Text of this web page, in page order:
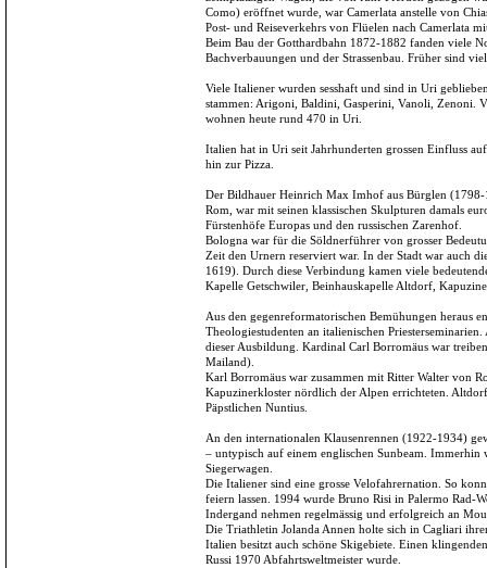
Como) eröffnet wurde, war Camerlata anstelle von
Post- und Reiseverkehrs von Flüelen nach Camerlata
Beim Bau der Gotthardbahn 1872-1882 fanden viele
Bachverbauungen und der Strassenbau. Früher sind
Viele Italiener wurden sesshaft und sind in Uri
stammen: Arigoni, Baldini, Gasperini, Vanoli, Zenoni.
wohnen heute rund 470 in Uri.
Italien hat in Uri seit Jahrhunderten grossen Einfluss
hin zur Pizza.
Der Bildhauer Heinrich Max Imhof aus Bürglen (1798-
Rom, war mit seinen klassischen Skulpturen damals
Fürstenhöfe Europas und den russischen Zarenhof.
Bologna war für die Söldnerführer von grosser
Zeit den Urnern reserviert war. In der Stadt war auch
1619). Durch diese Verbindung kamen viele
Kapelle Getschwiler, Beinhauskapelle Altdorf,
Aus den gegenreformatorischen Bemühungen heraus
Theologiestudenten an italienischen
dieser Ausbildung. Kardinal Carl Borromäus war
Mailand).
Karl Borromäus war zusammen mit Ritter Walter von
Kapuzinerkloster nördlich der Alpen errichteten.
Päpstlichen Nuntius.
An den internationalen Klausenrennen (1922-1934)
– untypisch auf einem englischen Sunbeam.
Siegerwagen.
Die Italiener sind eine grosse Velofahrernation. So
feiern lassen. 1994 wurde Bruno Risi in Palermo Rad-
Indergand nehmen regelmässig und erfolgreich an
Die Triathletin Jolanda Annen holte sich in Cagliari
Italien besitzt auch schöne Skigebiete. Einen
Russi 1970 Abfahrtsweltmeister wurde.